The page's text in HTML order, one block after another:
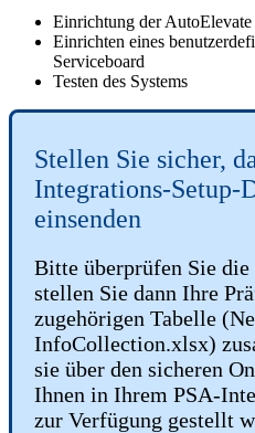
Einrichtung der AutoElevate
Einrichten eines
Serviceboard
Testen des Systems
Stellen Sie sicher,
Integrations-Setup-
einsenden
Bitte überprüfen Sie die
stellen Sie dann Ihre Prä
zugehörigen Tabelle (
InfoCollection.xlsx)
sie über den sicheren
Ihnen in Ihrem PSA-
zur Verfügung gestellt